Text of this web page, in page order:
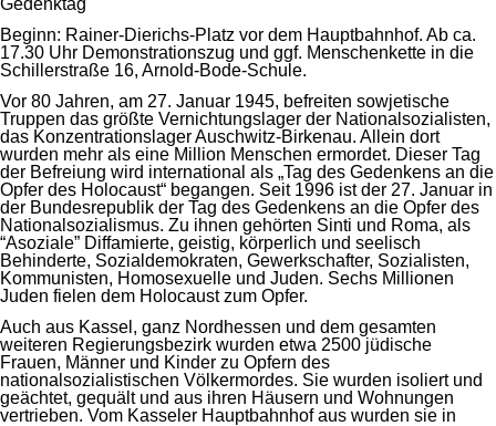
Gedenktag
Beginn: Rainer-Dierichs-Platz vor dem Hauptbahnhof. Ab ca.
17.30 Uhr Demonstrationszug und ggf. Menschenkette in die
Schillerstraße 16, Arnold-Bode-Schule.
Vor 80 Jahren, am 27. Januar 1945, befreiten sowjetische
Truppen das größte Vernichtungslager der Nationalsozialisten,
das Konzentrationslager Auschwitz-Birkenau. Allein dort
wurden mehr als eine Million Menschen ermordet. Dieser Tag
der Befreiung wird international als „Tag des Gedenkens an die
Opfer des Holocaust“ begangen. Seit 1996 ist der 27. Januar in
der Bundesrepublik der Tag des Gedenkens an die Opfer des
Nationalsozialismus. Zu ihnen gehörten Sinti und Roma, als
“Asoziale” Diffamierte, geistig, körperlich und seelisch
Behinderte, Sozialdemokraten, Gewerkschafter, Sozialisten,
Kommunisten, Homosexuelle und Juden. Sechs Millionen
Juden fielen dem Holocaust zum Opfer.
Auch aus Kassel, ganz Nordhessen und dem gesamten
weiteren Regierungsbezirk wurden etwa 2500 jüdische
Frauen, Männer und Kinder zu Opfern des
nationalsozialistischen Völkermordes. Sie wurden isoliert und
geächtet, gequält und aus ihren Häusern und Wohnungen
vertrieben. Vom Kasseler Hauptbahnhof aus wurden sie in